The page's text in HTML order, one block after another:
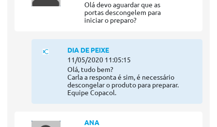
Olá devo aguardar que as
portas descongelem para
iniciar o preparo?
DIA DE PEIXE
11/05/2020 11:05:15
Olá, tudo bem?
Carla a responta é sim, é necessário
descongelar o produto para preparar.
Equipe Copacol.
ANA